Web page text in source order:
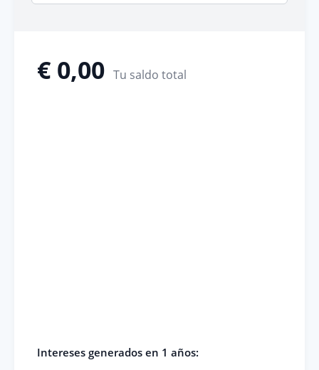
€ 0,00 Tu saldo total
Intereses generados en 1 años: